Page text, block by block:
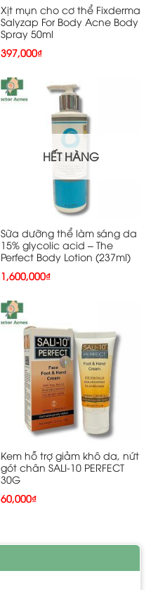
Xịt mụn cho cơ thể Fixderma
Salyzap For Body Acne Body
Spray 50ml
397,000₫
HẾT HÀNG
Sữa dưỡng thể làm sáng da
15% glycolic acid – The
Perfect Body Lotion (237ml)
1,600,000₫
Kem hỗ trợ giảm khô da, nứt
gót chân SALI-10 PERFECT
30G
60,000₫